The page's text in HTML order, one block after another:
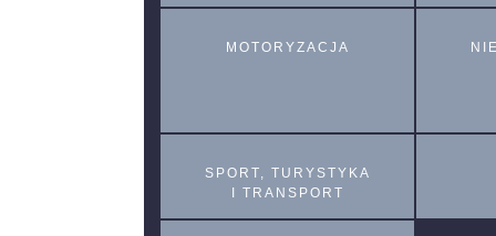
MOTORYZACJA
SPORT, TURYSTYKA
I TRANSPORT